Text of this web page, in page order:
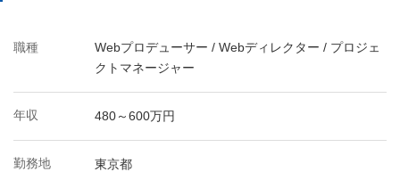
職種
Webプロデューサー / Webディレクター / プロジェ
クトマネージャー
年収 480～600万円
勤務地 東京都